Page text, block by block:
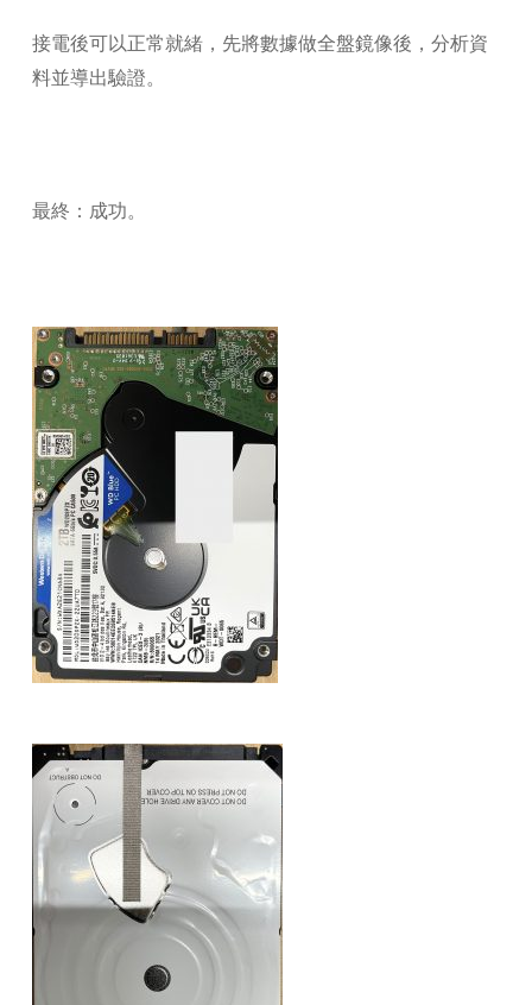
接電後可以正常就緒，先將數據做全盤鏡像後，分析資
料並導出驗證。
最終：成功。